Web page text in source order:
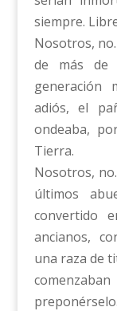
siempre.
Nosotros,
de más de
generación
adiós, el
ondeaba,
Tierra.
Nosotros,
últimos
convertido
ancianos,
una raza de